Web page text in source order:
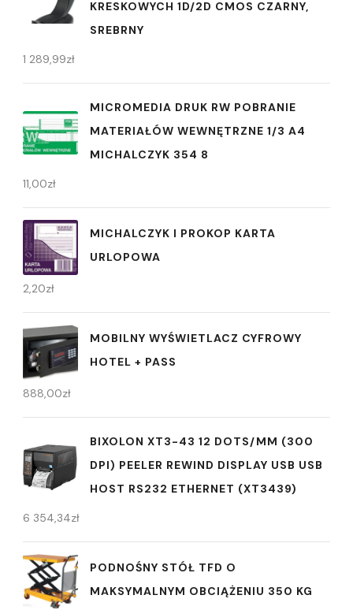
KRESKOWYCH 1D/2D CMOS CZARNY,
SREBRNY
1 289,99zł
MICROMEDIA DRUK RW POBRANIE
MATERIAŁÓW WEWNĘTRZNE 1/3 A4
MICHALCZYK 354 8
11,00zł
MICHALCZYK I PROKOP KARTA
URLOPOWA
2,20zł
MOBILNY WYŚWIETLACZ CYFROWY
HOTEL + PASS
888,00zł
BIXOLON XT3-43 12 DOTS/MM (300
DPI) PEELER REWIND DISPLAY USB USB
HOST RS232 ETHERNET (XT3439)
6 354,34zł
PODNOŚNY STÓŁ TFD O
MAKSYMALNYM OBCIĄŻENIU 350 KG